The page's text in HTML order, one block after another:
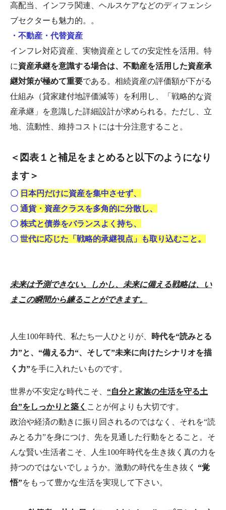
高配当、インフラ関連、ヘルスケアなどのディフェンシ
ブセクターも魅力的。。
・不動産・代替資産
インフレ対応資産、実物資産としての安定性を活用。特
に資産承継を意識する場合は、不動産を活用した資産承
継対策が極めて重要である。相続資産の評価額が下がる
仕組み（貸家建付地評価減等）を利用し、「戦略的な資
産承継」を意識した詳細設計が求められる。ただし、立
地、流動性、維持コストには十分注意すること。
＜図表１と補足をまとめると以下のようになり
ます＞
〇 日本円だけに資産を集中させず、
〇 通貨・資産クラスを多角的に分散し、
〇 株式と債券をバランスよく持ち、
〇 世代に応じた「戦略的承継視点」も取り込むこと。
未来は予測できない。しかし、未来に備える戦略は、い
まこの瞬間から練ることができます。
人生100年時代、私たち一人ひとりが、
時代を“読みとる
力”と、“備える力“、そして”未来に向けたシナリオを描
く力”を手に入れたいものです。
世界が不安定な時代こそ、 “自分と家族の生活を守る土
台”をしっかりと築く ことが何よりも大切です。
政治や経済の動きに振り回されるのではなく、それを“読
みとる力”を身につけ、先を見通した行動をとること。そ
んな賢い生活者こそ、人生100年時代を生き抜く真の力を
持つのではないでしょうか。激動の時代を生き抜く “覚
悟”をもって豊かな生活を実現して下さい。